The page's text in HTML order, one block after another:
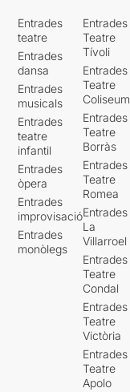
Entrades
teatre
Entrades
dansa
Entrades
musicals
Entrades
teatre
infantil
Entrades
òpera
Entrades
improvisació
Entrades
monòlegs
Entrades
Teatre
Tívoli
Entrades
Teatre
Coliseum
Entrades
Teatre
Borràs
Entrades
Teatre
Romea
Entrades
La
Villarroel
Entrades
Teatre
Condal
Entrades
Teatre
Victòria
Entrades
Teatre
Apolo